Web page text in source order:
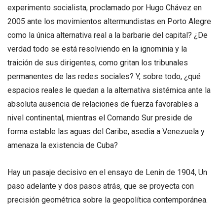
experimento socialista, proclamado por Hugo Chávez en
2005 ante los movimientos altermundistas en Porto Alegre
como la única alternativa real a la barbarie del capital? ¿De
verdad todo se está resolviendo en la ignominia y la
traición de sus dirigentes, como gritan los tribunales
permanentes de las redes sociales? Y, sobre todo, ¿qué
espacios reales le quedan a la alternativa sistémica ante la
absoluta ausencia de relaciones de fuerza favorables a
nivel continental, mientras el Comando Sur preside de
forma estable las aguas del Caribe, asedia a Venezuela y
amenaza la existencia de Cuba?
Hay un pasaje decisivo en el ensayo de Lenin de 1904, Un
paso adelante y dos pasos atrás, que se proyecta con
precisión geométrica sobre la geopolítica contemporánea.